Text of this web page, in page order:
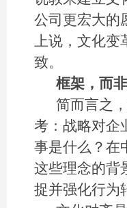
公司更宏大的
上说，文化变
致。
框架，而
简而言之
考：战略对企
事是什么？在
这些理念的背
捉并强化行为